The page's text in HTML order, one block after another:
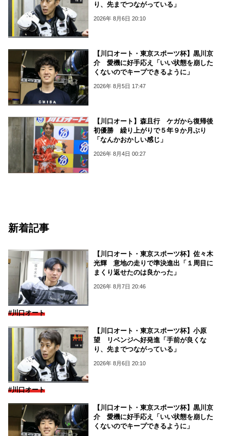
り、先までつながっている」
2026年 8月6日 20:10
【川口オート・東京スポーツ杯】黒川京
介 愛機に好手応え「いい状態を崩した
くないのでキープできるように」
2026年 8月5日 17:47
【川口オート】森且行 ケガから復帰後
初優勝 繰り上がりで５年９か月ぶり
「なんかおかしい感じ」
2026年 8月4日 00:27
新着記事
【川口オート・東京スポーツ杯】佐々木
光輝 意地の走りで準決進出「１周目に
まくり返せたのは良かった」
2026年 8月7日 20:46
#川口オート
【川口オート・東京スポーツ杯】小原
望 リベンジへ好発進「手前が良くな
り、先までつながっている」
2026年 8月6日 20:10
#川口オート
【川口オート・東京スポーツ杯】黒川京
介 愛機に好手応え「いい状態を崩した
くないのでキープできるように」